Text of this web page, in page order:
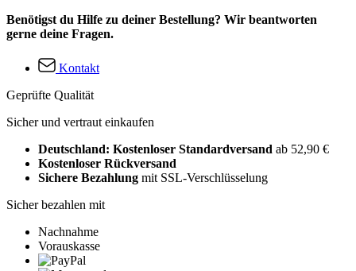
Benötigst du Hilfe zu deiner Bestellung? Wir beantworten
gerne deine Fragen.
Kontakt
Geprüfte Qualität
Sicher und vertraut einkaufen
Deutschland: Kostenloser Standardversand ab 52,90 €
Kostenloser Rückversand
Sichere Bezahlung mit SSL-Verschlüsselung
Sicher bezahlen mit
Nachnahme
Vorauskasse